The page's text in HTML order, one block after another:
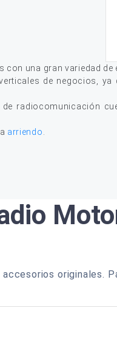
con una gran variedad de
de negocios,
radiocomunicación
arriendo
originales.